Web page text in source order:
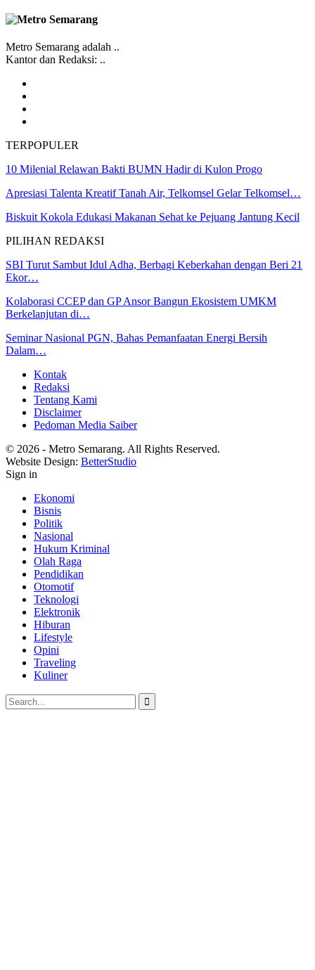
Metro Semarang adalah ..
Kantor dan Redaksi: ..
TERPOPULER
10 Milenial Relawan Bakti BUMN Hadir di Kulon Progo
Apresiasi Talenta Kreatif Tanah Air, Telkomsel Gelar Telkomsel…
Biskuit Kokola Edukasi Makanan Sehat ke Pejuang Jantung Kecil
PILIHAN REDAKSI
SBI Turut Sambut Idul Adha, Berbagi Keberkahan dengan Beri 21
Ekor…
Kolaborasi CCEP dan GP Ansor Bangun Ekosistem UMKM
Berkelanjutan di…
Seminar Nasional PGN, Bahas Pemanfaatan Energi Bersih
Dalam…
Kontak
Redaksi
Tentang Kami
Disclaimer
Pedoman Media Saiber
© 2026 - Metro Semarang. All Rights Reserved.
Website Design: BetterStudio
Sign in
Ekonomi
Bisnis
Politik
Nasional
Hukum Kriminal
Olah Raga
Pendidikan
Otomotif
Teknologi
Elektronik
Hiburan
Lifestyle
Opini
Traveling
Kuliner